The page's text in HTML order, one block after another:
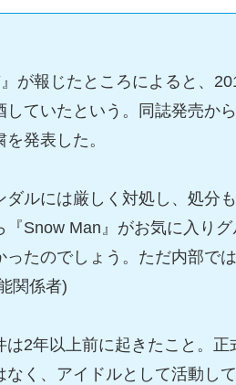
』が報じたところによると、
していたという。同誌発売か
発表した。
ダルには厳しく対処し、処分
『Snow Man』がお気に入り
ったのでしょう。ただ内部で
関係者)
は2年以上前に起きたこと。
なく、アイドルとして活動し